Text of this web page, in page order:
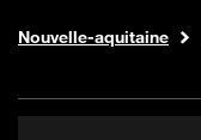
Boutique Orange
Internet fibre
Nouvelle-aquitaine